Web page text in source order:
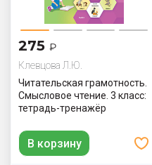
275 ₽
Клевцова Л.Ю.
Читательская грамотность.
Смысловое чтение. 3 класс:
тетрадь-тренажёр
В корзину